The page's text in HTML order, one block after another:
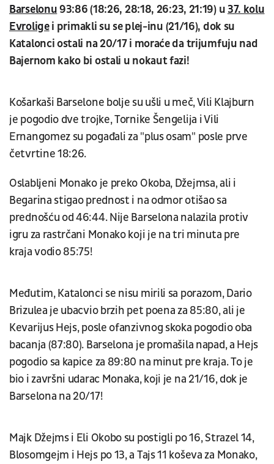
Barselonu93:86 (18:26, 28:18, 26:23, 21:19) u 37. kolu
Evroligei primakli su se plej-inu (21/16), dok su
Katalonci ostali na 20/17 i moraće da trijumfuju nad
Bajernom kako bi ostali u nokaut fazi!
Košarkaši Barselone bolje su ušli u meč, Vili Klajburn
je pogodio dve trojke, Tornike Šengelija i Vili
Ernangomez su pogađali za "plus osam" posle prve
četvrtine 18:26.
Oslabljeni Monako je preko Okoba, Džejmsa, ali i
Begarina stigao prednost i na odmor otišao sa
prednošću od 46:44. Nije Barselona nalazila protiv
igru za rastrčani Monako koji je na tri minuta pre
kraja vodio 85:75!
Međutim, Katalonci se nisu mirili sa porazom, Dario
Brizulea je ubacvio brzih pet poena za 85:80, ali je
Kevarijus Hejs, posle ofanzivnog skoka pogodio oba
bacanja (87:80). Barselona je promašila napad, a Hejs
pogodio sa kapice za 89:80 na minut pre kraja. To je
bio i završni udarac Monaka, koji je na 21/16, dok je
Barselona na 20/17!
Majk Džejms i Eli Okobo su postigli po 16, Strazel 14,
Blosomgejm i Hejs po 13, a Tajs 11 koševa za Monako,